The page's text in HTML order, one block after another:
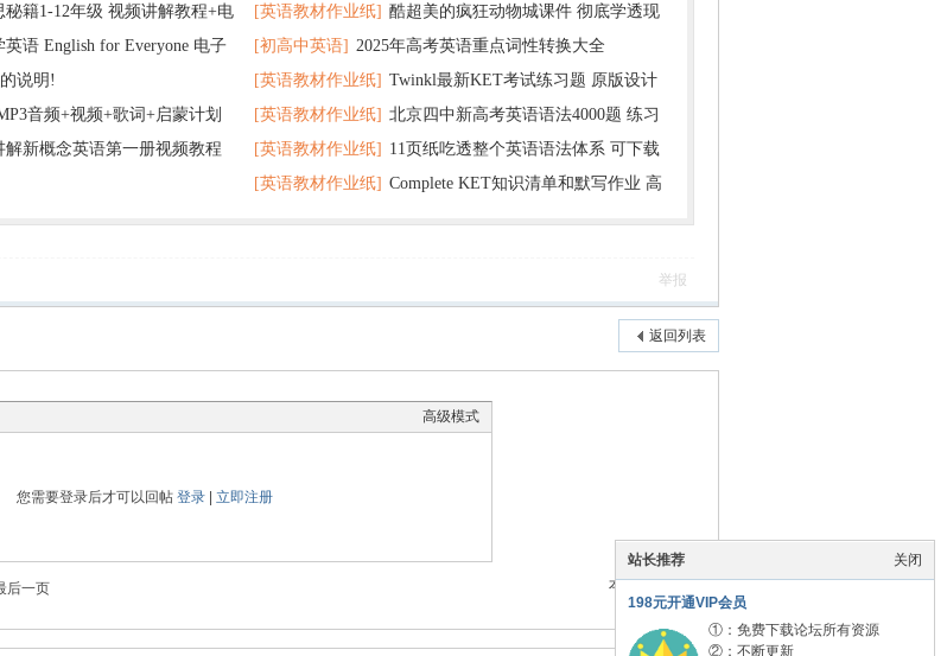
秘籍1-12年级 视频讲解教程+电
英语 English for Everyone 电子
说明!
音频+视频+歌词+启蒙计划
解新概念英语第一册视频教程
教材超好用
[英语教材作业纸] 酷超美的疯狂动物城课件 彻底学透现
在完成时
[初高中英语] 2025年高考英语重点词性转换大全
[英语教材作业纸] Twinkl最新KET考试练习题 原版设计
[英语教材作业纸] 北京四中新高考英语语法4000题 练习
题 可下载打印
[英语教材作业纸] 11页纸吃透整个英语语法体系 可下载
打印
[英语教材作业纸] Complete KET知识清单和默写作业 高
举报
返回列表
高级模式
您需要登录后才可以回帖 登录| 立即注册
本版积分规则
后一页
关闭
站长推荐
198元开通VIP会员
①：免费下载论坛所有资源
②：不断更新